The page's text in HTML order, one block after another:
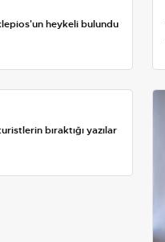
heykeli bulundu
bıraktığı yazılar